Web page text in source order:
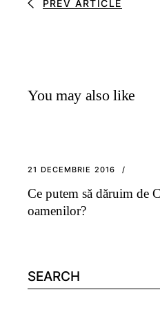
PREV ARTICLE
You may also like
21 DECEMBRIE 2016
Ce putem să dăruim de
oamenilor?
Search
for: